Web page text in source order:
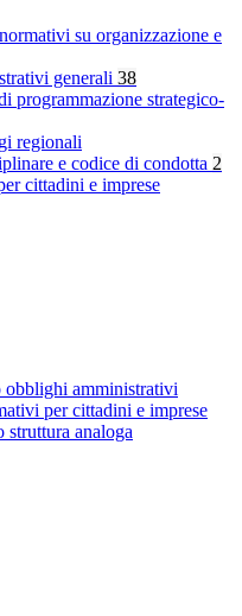
su organizzazione e
generali 38
programmazione strategico-
regionali
e codice di condotta 2
cittadini e imprese
obblighi amministrativi
per cittadini e imprese
analoga